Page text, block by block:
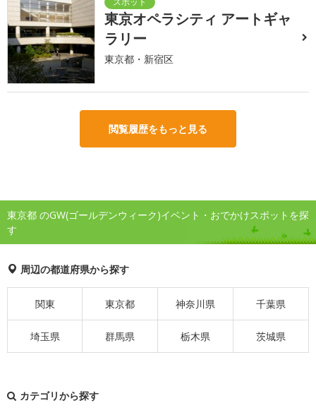
東京オペラシティ アートギャ
ラリー
東京都・新宿区
閲覧履歴をもっと見る
東京都 のGW(ゴールデンウィーク)イベント・おでかけスポットを探
す
周辺の都道府県から探す
関東 東京都 神奈川県 千葉県
埼玉県 群馬県 栃木県 茨城県
カテゴリから探す